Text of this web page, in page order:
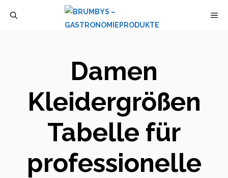
Damen
Kleidergrößen
Tabelle für
professionelle